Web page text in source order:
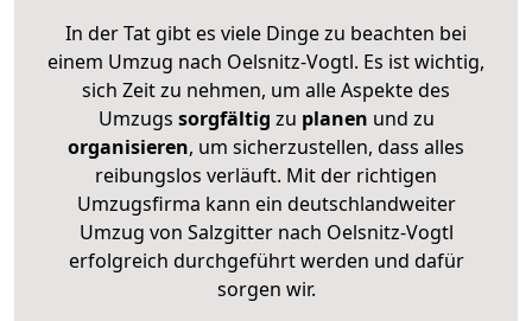
In der Tat gibt es viele Dinge zu beachten bei
einem Umzug nach Oelsnitz-Vogtl. Es ist wichtig,
sich Zeit zu nehmen, um alle Aspekte des
Umzugs sorgfältig zu planen und zu
organisieren, um sicherzustellen, dass alles
reibungslos verläuft. Mit der richtigen
Umzugsfirma kann ein deutschlandweiter
Umzug von Salzgitter nach Oelsnitz-Vogtl
erfolgreich durchgeführt werden und dafür
sorgen wir.